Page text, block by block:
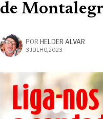
de
POR HELDER ALVAR
3 JULHO, 2023